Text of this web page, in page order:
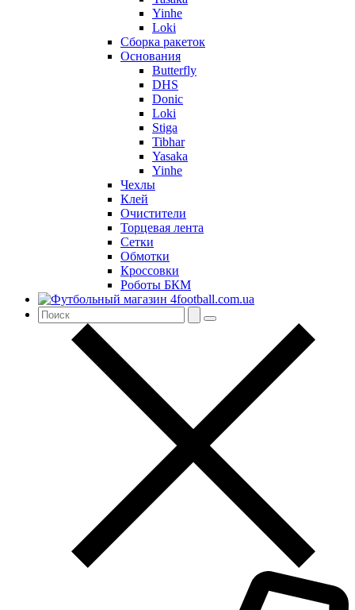
Yinhe
Loki
Сборка ракеток
Основания
Butterfly
DHS
Donic
Loki
Stiga
Tibhar
Yasaka
Yinhe
Чехлы
Клей
Очистители
Торцевая лента
Сетки
Обмотки
Кроссовки
Роботы БКМ